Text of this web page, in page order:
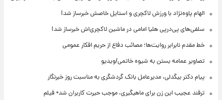
الهام پاوه‌نژاد با ورزش لاکچری و استایل خاصش خبرساز شد!
سلفی‌های پی‌درپی هلیا امامی در ماشین لاکچری‌اش خبرساز شد!
خط مقدم نابرابر روایت‌ها؛ مصائب دفاع از حریم افکار عمومی
تصاویر عمامه بستن به شیوه خاتمی/ویدیو
پیام دکتر بیگدلی، مدیرعامل بانک گردشگری به مناسبت روز خبرنگار
ترفند عجیب این زن برای ماهیگیری، موجب حیرت کاربران شد+ فیلم